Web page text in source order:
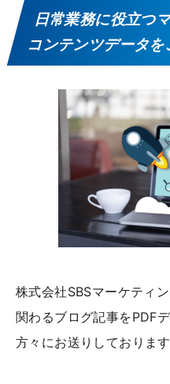
日常業務に役立つ
コンテンツデータを
株式会社SBSマーケティ
関わるブログ記事をPDF
方々にお送りしております